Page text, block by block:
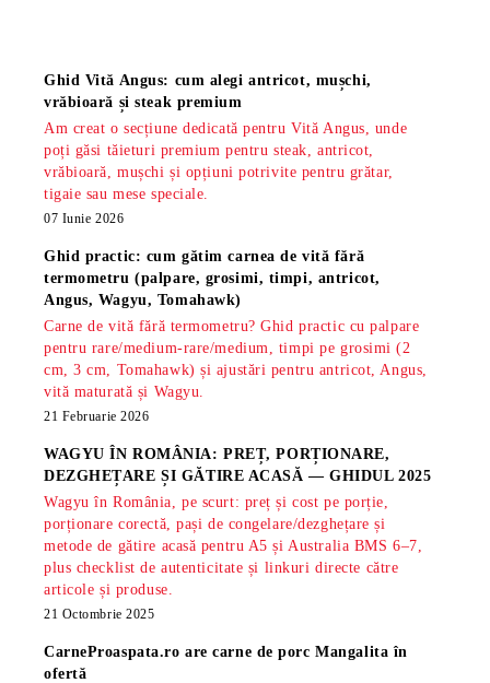
Ghid Vită Angus: cum alegi antricot, mușchi,
vrăbioară și steak premium
Am creat o secțiune dedicată pentru Vită Angus, unde
poți găsi tăieturi premium pentru steak, antricot,
vrăbioară, mușchi și opțiuni potrivite pentru grătar,
tigaie sau mese speciale.
07 Iunie 2026
Ghid practic: cum gătim carnea de vită fără
termometru (palpare, grosimi, timpi, antricot,
Angus, Wagyu, Tomahawk)
Carne de vită fără termometru? Ghid practic cu palpare
pentru rare/medium-rare/medium, timpi pe grosimi (2
cm, 3 cm, Tomahawk) și ajustări pentru antricot, Angus,
vită maturată și Wagyu.
21 Februarie 2026
WAGYU ÎN ROMÂNIA: PREȚ, PORȚIONARE,
DEZGHEȚARE ȘI GĂTIRE ACASĂ — GHIDUL 2025
Wagyu în România, pe scurt: preț și cost pe porție,
porționare corectă, pași de congelare/dezghețare și
metode de gătire acasă pentru A5 și Australia BMS 6–7,
plus checklist de autenticitate și linkuri directe către
articole și produse.
21 Octombrie 2025
CarneProaspata.ro arecarne de porc Mangalita în
ofertă